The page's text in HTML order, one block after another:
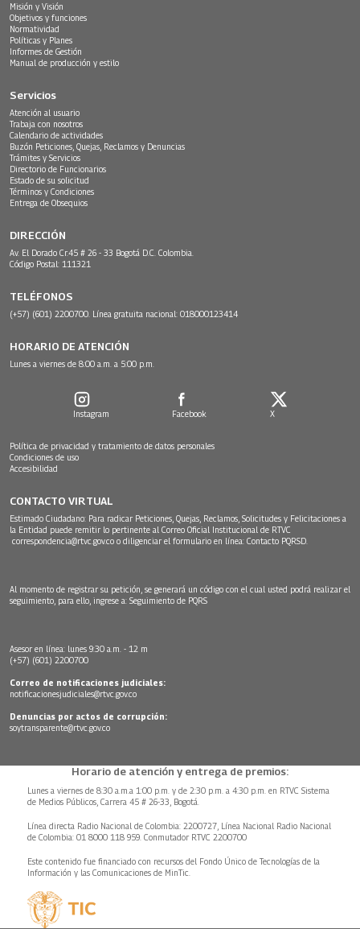
Misión y Visión
Objetivos y funciones
Normatividad
Políticas y Planes
Informes de Gestión
Manual de producción y estilo
Servicios
Atención al usuario
Trabaja con nosotros
Calendario de actividades
Buzón Peticiones, Quejas, Reclamos y Denuncias
Trámites y Servicios
Directorio de Funcionarios
Estado de su solicitud
Términos y Condiciones
Entrega de Obsequios
DIRECCIÓN
Av. El Dorado Cr.45 # 26 - 33 Bogotá D.C. Colombia.
Código Postal: 111321
TELÉFONOS
(+57) (601) 2200700. Línea gratuita nacional: 018000123414
HORARIO DE ATENCIÓN
Lunes a viernes de 8:00 a.m. a 5:00 p.m.
Instagram Facebook X
Política de privacidad y tratamiento de datos personales
Condiciones de uso
Accesibilidad
CONTACTO VIRTUAL
Estimado Ciudadano: Para radicar Peticiones, Quejas, Reclamos, Solicitudes y Felicitaciones a
la Entidad puede remitir lo pertinente al Correo Oficial Institucional de RTVC
correspondencia@rtvc.gov.co o diligenciar el formulario en línea: Contacto PQRSD.
Al momento de registrar su petición, se generará un código con el cual usted podrá realizar el
seguimiento, para ello, ingrese a: Seguimiento de PQRS
Asesor en línea: lunes 9:30 a.m. - 12 m
(+57) (601) 2200700
Correo de notificaciones judiciales:
notificacionesjudiciales@rtvc.gov.co
Denuncias por actos de corrupción:
soytransparente@rtvc.gov.co
Horario de atención y entrega de premios:
Lunes a viernes de 8:30 a.m.a 1:00 p.m. y de 2:30 p.m. a 4:30 p.m. en RTVC Sistema
de Medios Públicos, Carrera 45 # 26-33, Bogotá.
Línea directa Radio Nacional de Colombia: 2200727, Línea Nacional Radio Nacional
de Colombia: 01 8000 118 959. Conmutador RTVC 2200700
Este contenido fue financiado con recursos del Fondo Único de Tecnologías de la
Información y las Comunicaciones de MinTic.